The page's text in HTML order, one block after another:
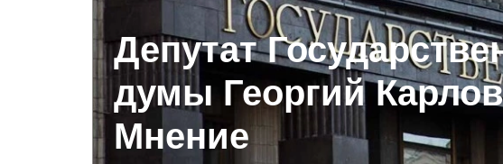
Депутат
думы Георгий
Мнение